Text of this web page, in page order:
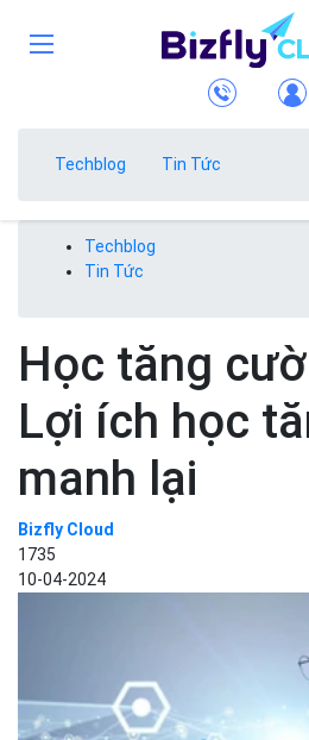
Techblog Tin Tức
Techblog
Tin Tức
Học tăng
Lợi ích học
manh lại
Bizfly Cloud
1735
10-04-2024
Học tăng cường (reinforcement
những công nghệ có khả năng
phổ biến của chúng ngày càng
(reinforcement learning) là gì? hãy